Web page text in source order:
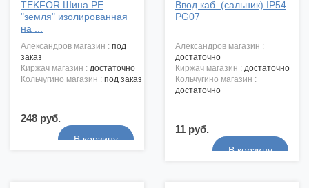
TEKFOR Шина PE
"земля" изолированная
на ...
александров магазин : под
заказ
киржач магазин : достаточно
кольчугино магазин : под заказ
248 руб.
Ввод каб. (сальник) IP54
PG07
александров магазин :
достаточно
киржач магазин : достаточно
кольчугино магазин :
достаточно
11 руб.